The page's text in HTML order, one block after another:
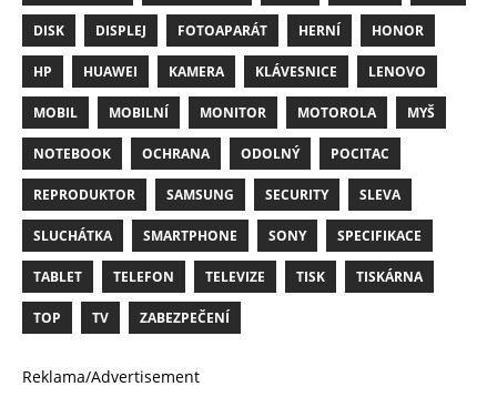
DISK DISPLEJ FOTOAPARÁT HERNÍ HONOR
HP HUAWEI KAMERA KLÁVESNICE LENOVO
MOBIL MOBILNÍ MONITOR MOTOROLA MYŠ
NOTEBOOK OCHRANA ODOLNÝ POCITAC
REPRODUKTOR SAMSUNG SECURITY SLEVA
SLUCHÁTKA SMARTPHONE SONY SPECIFIKACE
TABLET TELEFON TELEVIZE TISK TISKÁRNA
TOP TV ZABEZPEČENÍ
Reklama/Advertisement